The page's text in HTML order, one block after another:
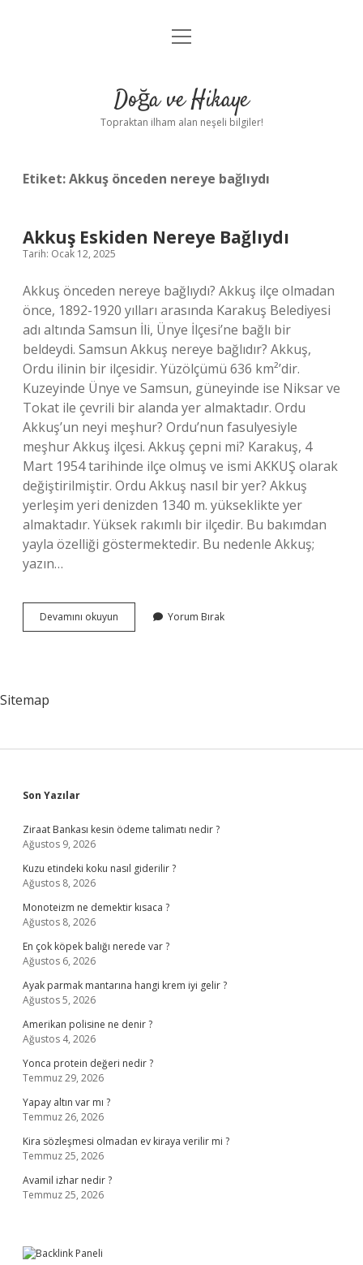
Anasayfa
Yasal Uyarı
menüyü
Doğa ve Hikaye
Topraktan ilham alan neşeli bilgiler!
Etiket:Akkuş önceden nereye bağlıydı
Akkuş Eskiden Nereye Bağlıydı
Tarih: Ocak 12, 2025
Akkuş önceden nereye bağlıydı? Akkuş ilçe olmadan
önce, 1892-1920 yılları arasında Karakuş Belediyesi
adı altında Samsun İli, Ünye İlçesi’ne bağlı bir
beldeydi. Samsun Akkuş nereye bağlıdır? Akkuş,
Ordu ilinin bir ilçesidir. Yüzölçümü 636 km²’dir.
Kuzeyinde Ünye ve Samsun, güneyinde ise Niksar ve
Tokat ile çevrili bir alanda yer almaktadır. Ordu
Akkuş’un neyi meşhur? Ordu’nun fasulyesiyle
meşhur Akkuş ilçesi. Akkuş çepni mi? Karakuş, 4
Mart 1954 tarihinde ilçe olmuş ve ismi AKKUŞ olarak
değiştirilmiştir. Ordu Akkuş nasıl bir yer? Akkuş
yerleşim yeri denizden 1340 m. yükseklikte yer
almaktadır. Yüksek rakımlı bir ilçedir. Bu bakımdan
yayla özelliği göstermektedir. Bu nedenle Akkuş;
yazın…
Devamını okuyun
Eskiden
Yorum Bırak
Sitemap
Sidebar
Son Yazılar
Ziraat Bankası kesin ödeme talimatı nedir ?
Ağustos 9, 2026
Kuzu etindeki koku nasıl giderilir ?
Ağustos 8, 2026
Monoteizm ne demektir kısaca ?
Ağustos 8, 2026
En çok köpek balığı nerede var ?
Ağustos 6, 2026
Ayak parmak mantarına hangi krem iyi gelir ?
Ağustos 5, 2026
Amerikan polisine ne denir ?
Ağustos 4, 2026
Yonca protein değeri nedir ?
Temmuz 29, 2026
Yapay altın var mı ?
Temmuz 26, 2026
Kira sözleşmesi olmadan ev kiraya verilir mi ?
Temmuz 25, 2026
Avamil izhar nedir ?
Temmuz 25, 2026